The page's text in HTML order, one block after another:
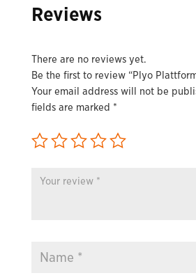
Reviews
There are no reviews yet.
Be the first to review “Plyo
Your email address will not be
fields are marked *